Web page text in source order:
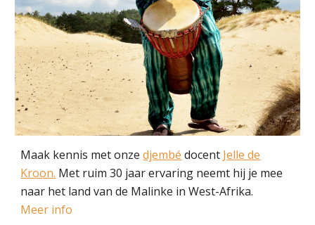
Maak kennis met onzedjembé docent Jelle de
Kroon. Met ruim 30 jaar ervaring neemt hij je mee
naar het land van de Malinke in West-Afrika.
Meer info